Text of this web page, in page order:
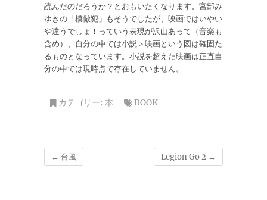
読んだのだろうか？とおもいたくなります。宮部み
ゆきの「模倣犯」もそうでしたが、映画ではいやい
や違うでしょ！っていう表現が沢山あって（音楽も
含め）、自分の中では小説＞映画という図は確固た
るものとなっています。小説を超えた映画は正直自
分の中では現時点で存在していません。
カテゴリー: 本 BOOK
← 台風 Legion Go 2 →